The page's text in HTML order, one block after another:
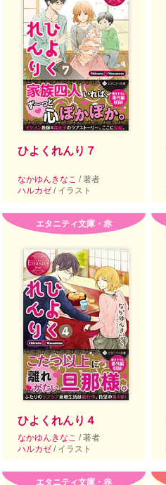
ひよくれんり７
なかゆんきなこ / 著者
ハルカゼ / イラスト
エタニティ文庫・赤
ひよくれんり４
なかゆんきなこ / 著者
ハルカゼ / イラスト
エタニティ文庫・赤